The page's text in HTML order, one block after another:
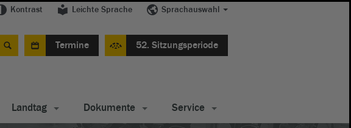
Kontrast Leichte Sprache Sprachauswahl
Termine 52. Sitzungsperiode
Landtag Dokumente Service